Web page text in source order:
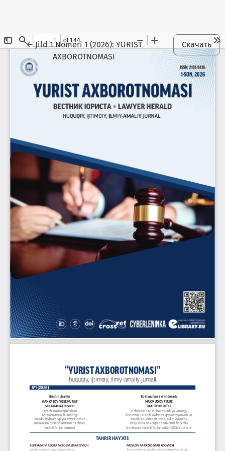
←Maqola tafsilotlariga qaytish
Jild 1 Nomeri 1 (2026): YURIST
AXBOROTNOMASI
Скачать